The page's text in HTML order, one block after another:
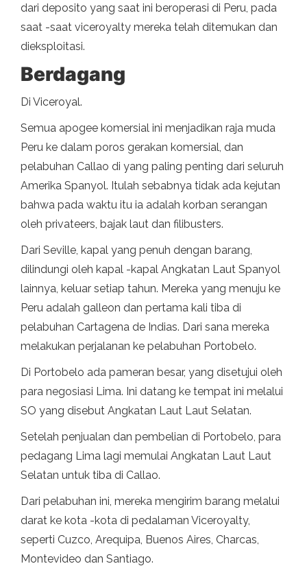
dari deposito yang saat ini beroperasi di Peru, pada
saat -saat viceroyalty mereka telah ditemukan dan
dieksploitasi.
Berdagang
Di Viceroyal.
Semua apogee komersial ini menjadikan raja muda
Peru ke dalam poros gerakan komersial, dan
pelabuhan Callao di yang paling penting dari seluruh
Amerika Spanyol. Itulah sebabnya tidak ada kejutan
bahwa pada waktu itu ia adalah korban serangan
oleh privateers, bajak laut dan filibusters.
Dari Seville, kapal yang penuh dengan barang,
dilindungi oleh kapal -kapal Angkatan Laut Spanyol
lainnya, keluar setiap tahun. Mereka yang menuju ke
Peru adalah galleon dan pertama kali tiba di
pelabuhan Cartagena de Indias. Dari sana mereka
melakukan perjalanan ke pelabuhan Portobelo.
Di Portobelo ada pameran besar, yang disetujui oleh
para negosiasi Lima. Ini datang ke tempat ini melalui
SO yang disebut Angkatan Laut Laut Selatan.
Setelah penjualan dan pembelian di Portobelo, para
pedagang Lima lagi memulai Angkatan Laut Laut
Selatan untuk tiba di Callao.
Dari pelabuhan ini, mereka mengirim barang melalui
darat ke kota -kota di pedalaman Viceroyalty,
seperti Cuzco, Arequipa, Buenos Aires, Charcas,
Montevideo dan Santiago.